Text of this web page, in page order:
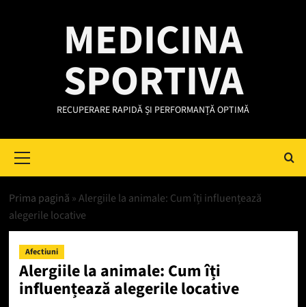
MEDICINA
SPORTIVA
RECUPERARE RAPIDĂ ȘI PERFORMANȚĂ OPTIMĂ
Menu
Prima pagină »Alergiile la animale: Cum îți influențează
alegerile locative
Afectiuni
Alergiile la animale: Cum îți
influențează alegerile locative